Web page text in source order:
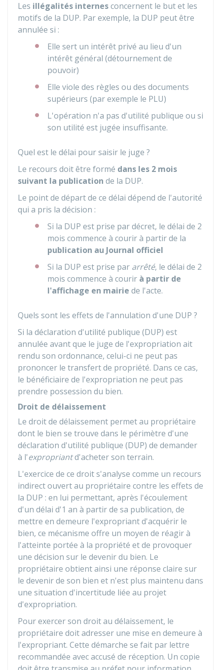
Les illégalités internesconcernent le but et les
motifs de la DUP. Par exemple, la DUP peut être
annulée si :
Elle sert un intérêt privé au lieu d'un
intérêt général (détournement de
pouvoir)
Elle viole des règles ou des documents
supérieurs (par exemple le PLU)
L'opération n'a pas d'utilité publique ou si
son utilité est jugée insuffisante.
Quel est le délai pour saisir le juge ?
Le recours doit être formé dans les 2 mois
suivant la publication de la DUP.
Le point de départ de ce délai dépend de l'autorité
qui a pris la décision :
Si la DUP est prise par décret, le délai de 2
mois commence à courir à partir de la
publication au Journal officiel
Si la DUP est prise par arrêté, le délai de 2
mois commence à courir à partir de
l'affichage en mairie de l'acte.
Quels sont les effets de l'annulation d'une DUP ?
Si la déclaration d'utilité publique (DUP) est
annulée avant que le juge de l'expropriation ait
rendu son ordonnance, celui-ci ne peut pas
prononcer le transfert de propriété. Dans ce cas,
le bénéficiaire de l'expropriation ne peut pas
prendre possession du bien.
Droit de délaissement
Le droit de délaissement permet au propriétaire
dont le bien se trouve dans le périmètre d'une
déclaration d'utilité publique (DUP) de demander
à l'expropriantd'acheter son terrain.
L'exercice de ce droit s'analyse comme un recours
indirect ouvert au propriétaire contre les effets de
la DUP : en lui permettant, après l'écoulement
d'un délai d'1 an à partir de sa publication, de
mettre en demeure l'expropriant d'acquérir le
bien, ce mécanisme offre un moyen de réagir à
l'atteinte portée à la propriété et de provoquer
une décision sur le devenir du bien. Le
propriétaire obtient ainsi une réponse claire sur
le devenir de son bien et n'est plus maintenu dans
une situation d'incertitude liée au projet
d'expropriation.
Pour exercer son droit au délaissement, le
propriétaire doit adresser une mise en demeure à
l'expropriant. Cette démarche se fait par lettre
recommandée avec accusé de réception. Un copie